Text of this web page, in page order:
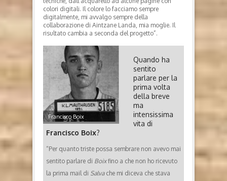
colori digitali. Il colore lo facciamo sempre
digitalmente, mi avvalgo sempre della
collaborazione di Aintzane Landa, mia moglie. Il
risultato cambia a seconda del progetto”.
Francisco Boix
Quando ha
sentito
parlare per la
prima volta
della breve
ma
intensissima
vita di
Francisco Boix?
“Per quanto triste possa sembrare non avevo mai
sentito parlare di Boixfino a che non ho ricevuto
la prima mail di Salvache mi diceva che stava